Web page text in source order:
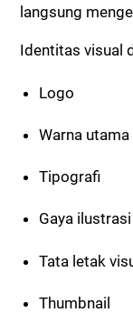
langsung
Identitas visual
Logo
Warna utama
Tipografi
Gaya ilustrasi
Tata letak
Thumbnail